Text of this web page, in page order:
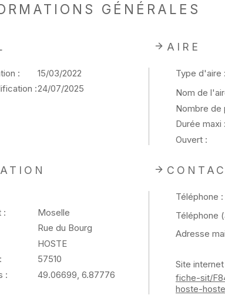
GÉNÉRALES
:
15/03/2022
:24/07/2025
AIRE
Type d'aire :
Nom de
Nombre de
Durée maxi :
Ouvert :
:
Moselle
Rue du Bourg
HOSTE
57510
:
49.06699, 6.87776
Téléphone :
Téléphone
Adresse
Site internet
fiche-sit/
hoste-hoste